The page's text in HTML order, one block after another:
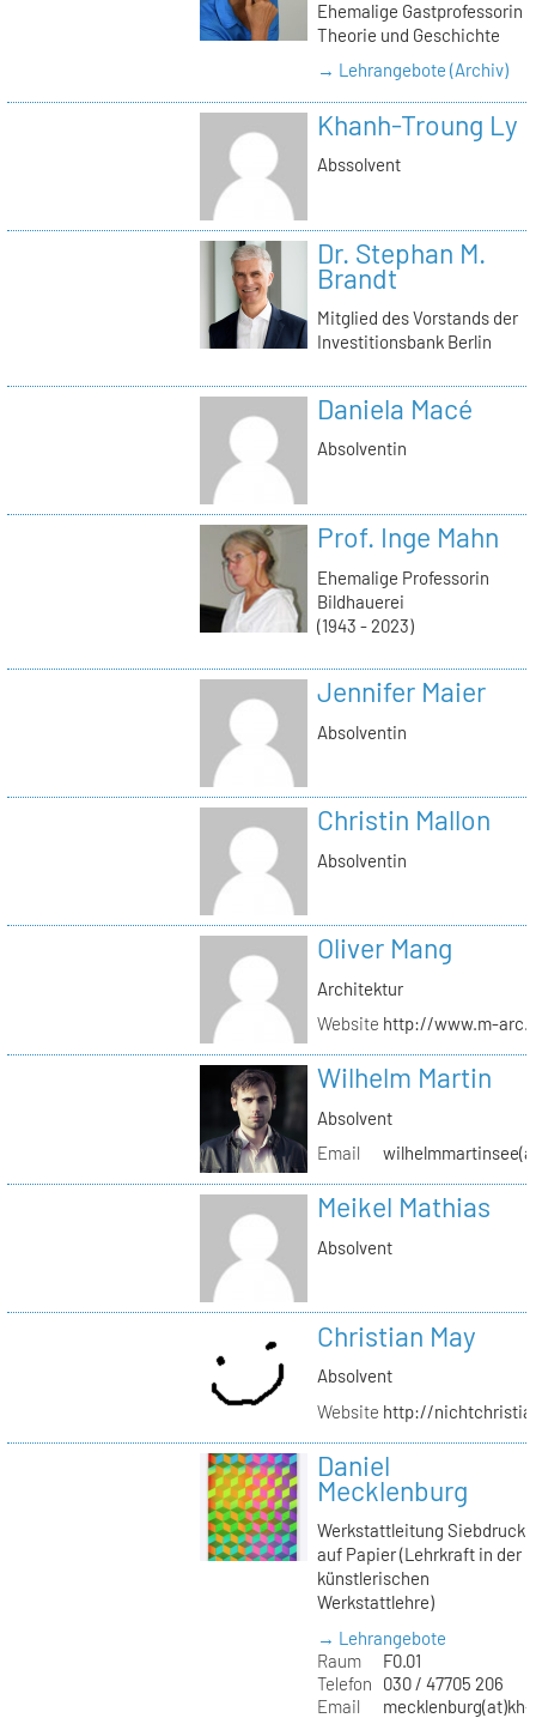
Ehemalige Gastprofessorin
Theorie und Geschichte
→ Lehrangebote (Archiv)
Khanh-Troung Ly
Abssolvent
Dr. Stephan M.
Brandt
Mitglied des Vorstands der
Investitionsbank Berlin
Daniela Macé
Absolventin
Prof. Inge Mahn
Ehemalige Professorin
Bildhauerei
(1943 - 2023)
Jennifer Maier
Absolventin
Christin Mallon
Absolventin
Oliver Mang
Architektur
Website http://www.m-
Wilhelm Martin
Absolvent
Email
Meikel Mathias
Absolvent
Christian May
Absolvent
Website http://
Daniel
Mecklenburg
Werkstattleitung Siebdruck
auf Papier (Lehrkraft in der
künstlerischen
Werkstattlehre)
→ Lehrangebote
Raum
F0.01
Telefon
030 / 47705 206
Email